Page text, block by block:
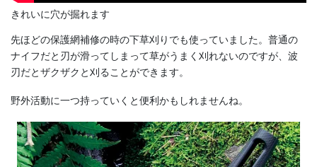
きれいに穴が掘れます
先ほどの保護網補修の時の下草刈りでも使っていました。普通の
ナイフだと刃が滑ってしまって草がうまく刈れないのですが、波
刃だとザクザクと刈ることができます。
野外活動に一つ持っていくと便利かもしれませんね。